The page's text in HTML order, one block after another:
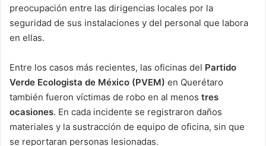
preocupación entre las dirigencias locales por la
seguridad de sus instalaciones y del personal que labora
en ellas.
Entre los casos más recientes, las oficinas del Partido
Verde Ecologista de México (PVEM) en Querétaro
también fueron víctimas de robo en al menos tres
ocasiones. En cada incidente se registraron daños
materiales y la sustracción de equipo de oficina, sin que
se reportaran personas lesionadas.